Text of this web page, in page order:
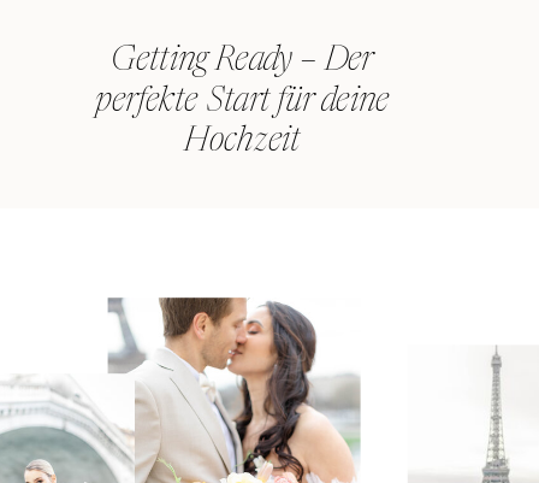
Getting Ready – Der
perfekte Start für deine
Hochzeit